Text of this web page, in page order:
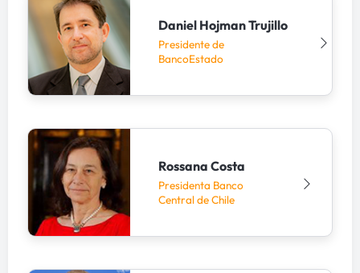
Daniel Hojman Trujillo
Presidente de
BancoEstado
Rossana Costa
Presidenta Banco
Central de Chile